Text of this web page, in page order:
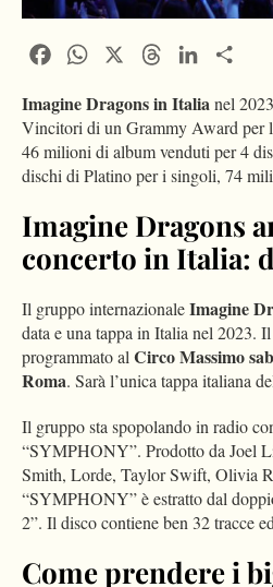
FacebookWhatsApp ThreadsLinkedIn
Imagine Dragons in Italianel
Vincitori di un Grammy Award per
46 milioni di album venduti per 4
dischi di Platino per i singoli, 74
Imagine Dragons
concerto in Italia:
Il gruppo internazionaleImagine
data e una tappa in Italia nel 2023.
programmato alCirco Massimo
Roma. Sarà l’unica tappa italiana
Il gruppo sta spopolando in radio
“SYMPHONY”. Prodotto da Joel
Smith, Lorde, Taylor Swift, Olivia
“SYMPHONY” è estratto dal
2”. Il disco contiene ben 32 tracce
Come prendere i